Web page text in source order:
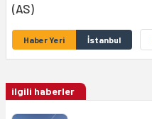
(AS)
Haber Yeri İstanbul
ilgili haberler